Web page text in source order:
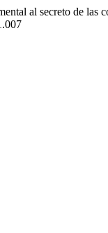
al secreto de las